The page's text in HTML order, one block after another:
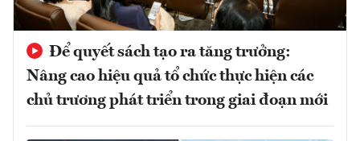
Để quyết sách tạo ra tăng trưởng:
Nâng cao hiệu quả tổ chức thực hiện các
chủ trương phát triển trong giai đoạn mới